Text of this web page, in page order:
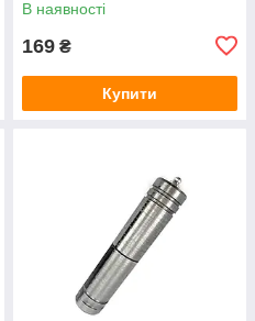
В наявності
169 ₴
Купити